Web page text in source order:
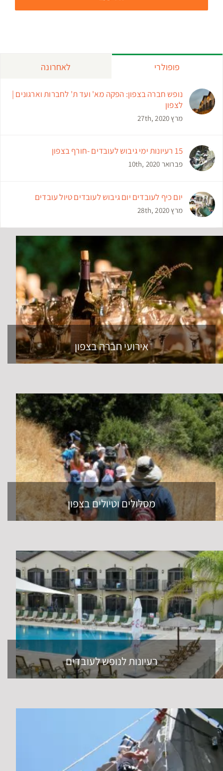
פופולרי לאחרונה
נופש חברה בצפון: הפקה מא' ועד ת' לחברות וארגונים |
לצפון
מרץ 27th, 2020
15 רעיונות ימי גיבוש לעובדים -חורף בצפון
פברואר 10th, 2020
יום כיף לעובדים יום גיבוש לעובדים טיול עובדים
מרץ 28th, 2020
אירועי חברה בצפון
מסלולים וטיולים בצפון
רעיונות לנופש לעובדים